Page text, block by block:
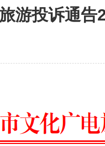
游投诉通告